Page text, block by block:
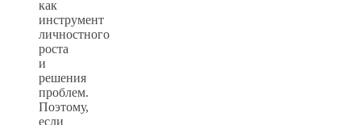
как
инструмент
личностного
роста
и
решения
проблем.
Поэтому,
если